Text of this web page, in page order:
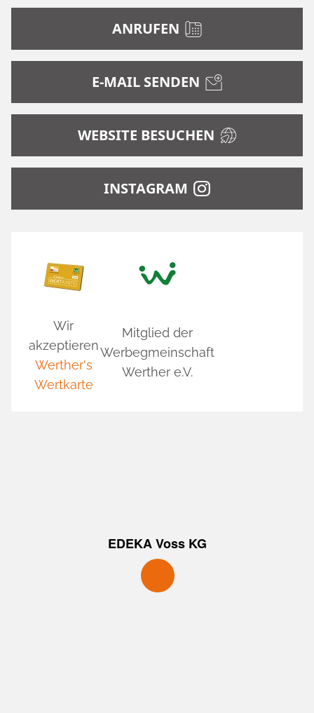
ANRUFEN
E-MAIL SENDEN
WEBSITE BESUCHEN
INSTAGRAM
Wir
akzeptieren
Werther's
Wertkarte
Mitglied der
Werbegmeinschaft
Werther e.V.
EDEKA Voss KG